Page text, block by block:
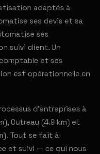
adaptés à
ses devis et sa
ses
suivi client. Un
et ses
est opérationnelle en
d'entreprises à
Outreau (4.9 km) et
Tout se fait à
et suivi — ce qui nous